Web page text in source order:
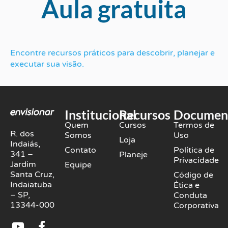
Aula gratuita
Encontre recursos práticos para descobrir, planejar e
executar sua visão.
R. dos
Indaiás,
341 –
Jardim
Santa Cruz,
Indaiatuba
– SP,
13344-000
Institucional
Quem
Somos
Contato
Equipe
Recursos
Cursos
Loja
Planeje
Termos de
Uso
Política de
Privacidade
Código de
Ética e
Conduta
Corporativa